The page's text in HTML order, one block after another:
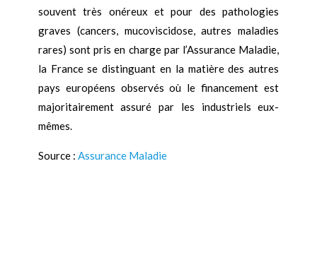
souvent très onéreux et pour des pathologies
graves (cancers, mucoviscidose, autres maladies
rares) sont pris en charge par l’Assurance Maladie,
la France se distinguant en la matière des autres
pays européens observés où le financement est
majoritairement assuré par les industriels eux-
mêmes.
Source : Assurance Maladie